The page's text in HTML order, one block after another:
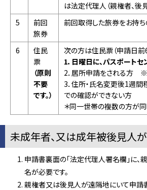
は法定代理人（親権者、後
5
前回
旅券
前回取得した旅券をお持ち
6
住民
票
（原則
不要
です。）
次の方は住民票（申請日前
1．日曜日に、パスポート
2．居所申請をされる方 ※
3．住所・氏名変更後1週
での確認ができない方
＊同一世帯の複数の方が同
未成年者、又は成年被後見人
申請書裏面の「法定代理人署名欄」に
名が必要です。
親権者又は後見人が遠隔地にいて申請